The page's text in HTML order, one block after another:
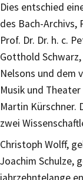
Dies entschied
des Bach-Archivs,
Prof. Dr. Dr. h. c.
Gotthold
Nelsons und dem
Musik und
Martin Kürschner.
zwei
Christoph Wolff,
Joachim Schulze,